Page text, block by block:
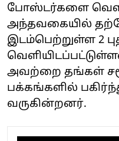
போஸ்டர்களை
அந்தவகையில்
இடம்பெற்றுள்ள 2
அவற்றை தங்கள்
பக்கங்களில்
வருகின்றனர்.